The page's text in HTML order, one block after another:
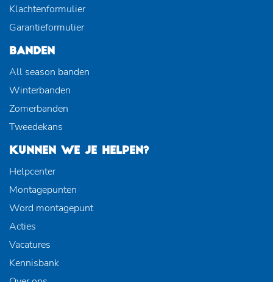
Klachtenformulier
Garantieformulier
BANDEN
All season banden
Winterbanden
Zomerbanden
Tweedekans
KUNNEN WE JE HELPEN?
Helpcenter
Montagepunten
Word montagepunt
Acties
Vacatures
Kennisbank